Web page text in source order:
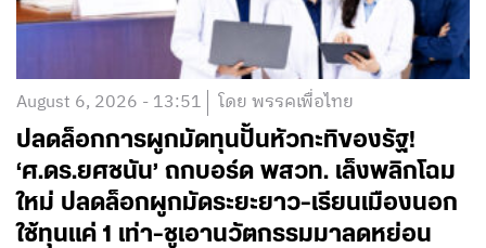
August 6, 2026 - 13:51 โดย พรรคเพื่อไทย
ปลดล็อกการผูกมัดทุนปั้นหัวกะทิของรัฐ!
‘ศ.ดร.ยศชนัน’ ถกบอร์ด พสวท. เล็งพลิกโฉม
ใหม่ ปลดล็อกผูกมัดระยะยาว-เรียนเมืองนอก
ใช้ทุนแค่ 1 เท่า-ชูเอานวัตกรรมมาลดหย่อน